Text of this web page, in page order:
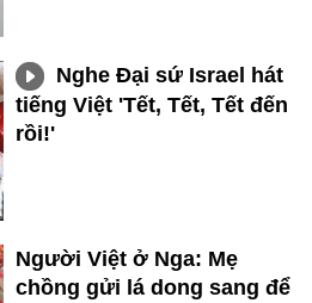
Nghe Đại sứ Israel hát
tiếng Việt 'Tết, Tết, Tết đến
rồi!'
Người Việt ở Nga: Mẹ
chồng gửi lá dong sang để